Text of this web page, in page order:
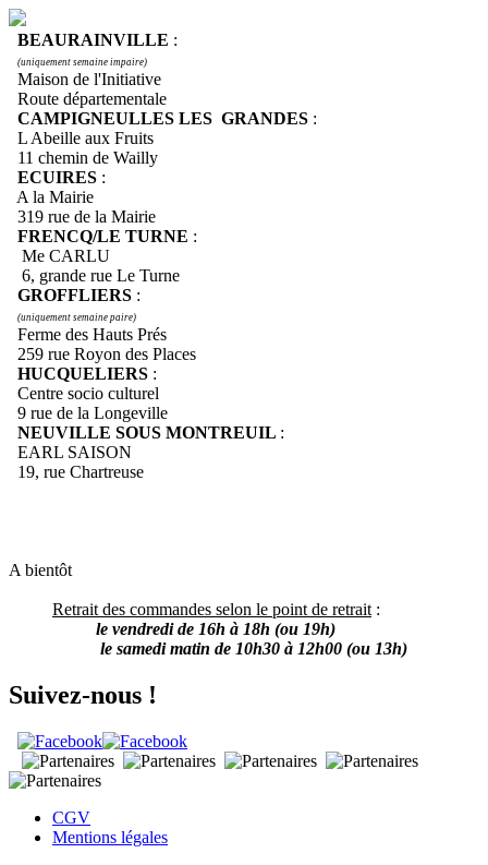
BEAURAINVILLE :
(uniquement semaine impaire)
Maison de l'Initiative
Route départementale
CAMPIGNEULLES LES GRANDES :
L Abeille aux Fruits
11 chemin de Wailly
ECUIRES :
A la Mairie
319 rue de la Mairie
FRENCQ/LE TURNE :
Me CARLU
6, grande rue Le Turne
GROFFLIERS :
(uniquement semaine paire)
Ferme des Hauts Prés
259 rue Royon des Places
HUCQUELIERS :
Centre socio culturel
9 rue de la Longeville
NEUVILLE SOUS MONTREUIL :
EARL SAISON
19, rue Chartreuse
A bientôt
Retrait des commandes selon le point de retrait :
le vendredi de 16h à 18h (ou 19h)
le samedi matin de 10h30 à 12h00 (ou 13h)
Suivez-nous !
CGV
Mentions légales